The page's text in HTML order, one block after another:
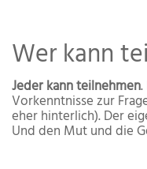
Wer kann
Jeder kann teilnehmen.
Vorkenntnisse zur
eher hinterlich). Der
Und den Mut und die